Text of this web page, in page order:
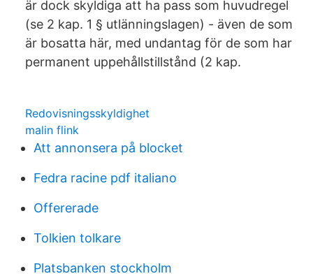
är dock skyldiga att ha pass som huvudregel
(se 2 kap. 1 § utlänningslagen) - även de som
är bosatta här, med undantag för de som har
permanent uppehållstillstånd (2 kap.
Redovisningsskyldighet
malin flink
Att annonsera på blocket
Fedra racine pdf italiano
Offererade
Tolkien tolkare
Platsbanken stockholm